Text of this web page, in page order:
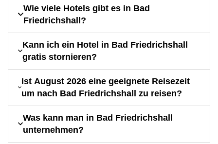
Wie viele Hotels gibt es in Bad
Friedrichshall?
Kann ich ein Hotel in Bad Friedrichshall
gratis stornieren?
Ist August 2026 eine geeignete Reisezeit
um nach Bad Friedrichshall zu reisen?
Was kann man in Bad Friedrichshall
unternehmen?